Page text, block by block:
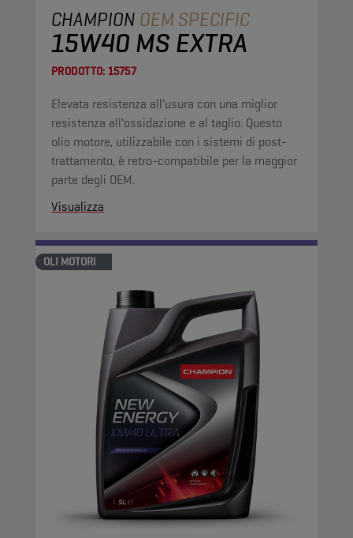
CHAMPION OEM SPECIFIC
15W40 MS EXTRA
PRODOTTO: 15757
Elevata resistenza all'usura con una miglior
resistenza all'ossidazione e al taglio. Questo
olio motore, utilizzabile con i sistemi di post-
trattamento, è retro-compatibile per la maggior
parte degli OEM.
Visualizza
OLI MOTORI